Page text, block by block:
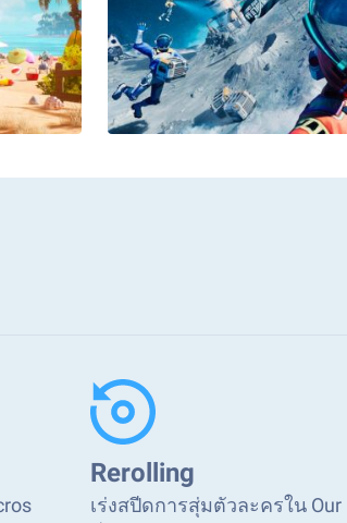
Rerolling
เร่งสปีดการสุ่มตัวละครใน